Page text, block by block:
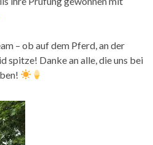
– ob auf dem Pferd, an der
spitze! Danke an alle, die uns bei